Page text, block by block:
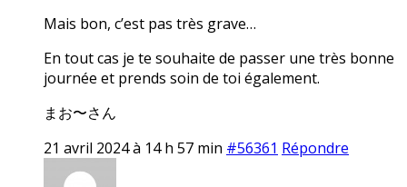
Mais bon, c’est pas très grave…
En tout cas je te souhaite de passer une très bonne
journée et prends soin de toi également.
まお〜さん
21 avril 2024 à 14 h 57 min #56361 Répondre